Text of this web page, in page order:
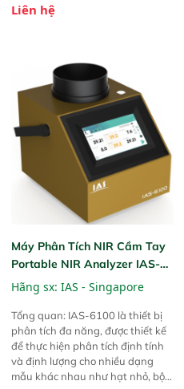
được chứng minh với sự đơn giản
trước đó. Nhưng so với các phiên
bản trước, FPA touch! nhỏ hơn và
nhẹ hơn đáng kể, đồng thời được
nâng cấp với các tính năng mới.
Liên hệ
Máy Phân Tích NIR Cầm Tay
Portable NIR Analyzer IAS-
6100
Hãng sx: IAS - Singapore
Tổng quan: IAS-6100 là thiết bị
phân tích đa năng, được thiết kế
để thực hiện phân tích định tính
và định lượng cho nhiều dạng
mẫu khác nhau như hạt nhỏ, bột,